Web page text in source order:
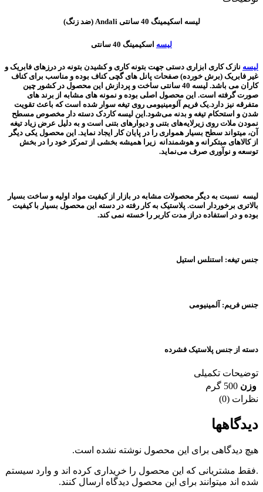
لیسه اسکیمینگ 40 سانتی Andali (ضد زنگ)
لیسه اسکیمینگ 40 سانتی
لیسه نازک کاری ابزاری دستی جهت بتونه کاری و کشیدن بتونه در درزهای فابریک و
غیر فابریک (برش خورده) صفحات پانل های گچی کناف بوده و مناسب برای کناف
کاران می باشد. لیسه 40 سانتی ساخت و پردازش این محصول در کشور چین
صورت گرفته است. این محصول اصلی بوده و نمونه های مشابه از برند های
متفرقه نیز دارد.یک فریم آلومینیومی روی تیغه سوار شده است که باعث تقویت
شدن و استحکام تیغه و بدنه می‌شود.این لیسه کاردک دسته دار مخصوص مسطح
نمودن ملات روی زیرلایه‌های بتنی و دیوارهای بتنی است و به دلیل عرض زیاد تیغه
آن، میتواند سطح بسیار همواری را در پایان کار ایجاد نماید. این محصول یکی دیگر
از کالاهای مبتکرانه و هوشمندانه زیرا همیشه بخشی از تمرکز خود را در بخش
توسعه و نوآوری صرف می‌نماید.
لیسه نسبت به دیگر محصولات مشابه در بازار از کیفیت مواد اولیه و ساخت بسیار
بالاتری برخوردار است. پلاستیک به کار رفته در دسته این محصول بسیار با کیفیت
بوده و در استفاده دراز مدت کاربر را خسته نمی کند.
جنس تیغه: استنلس استیل
جنس فریم: آلمینیومی
دسته از جنس پلاستیک فشرده
توضیحات تکمیلی
وزن 500 گرم
نظرات (0)
دیدگاهها
هیچ دیدگاهی برای این محصول نوشته نشده است.
.فقط مشتریانی که این محصول را خریداری کرده اند و وارد سیستم
شده اند میتوانند برای این محصول دیدگاه ارسال کنند.